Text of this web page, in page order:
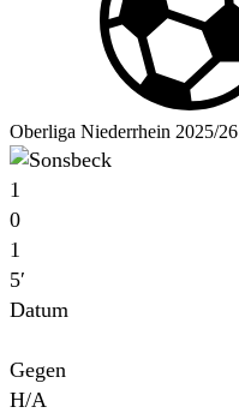
Oberliga Niederrhein 2025/26
1
0
1
5′
Datum
Gegen
H/A